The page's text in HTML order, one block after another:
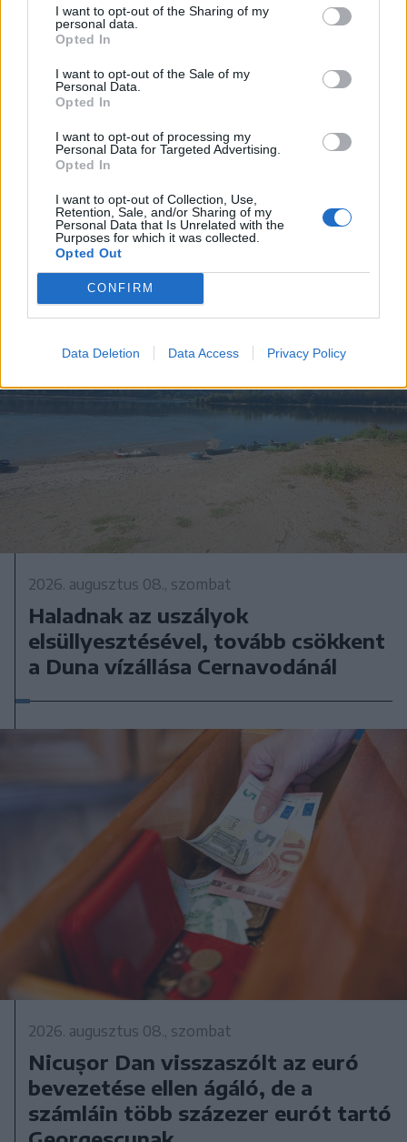
I want to opt-out of the Sharing of my
personal data.
Opted In
I want to opt-out of the Sale of my
Personal Data.
Opted In
I want to opt-out of processing my
Personal Data for Targeted Advertising.
Opted In
I want to opt-out of Collection, Use,
Retention, Sale, and/or Sharing of my
Personal Data that Is Unrelated with the
Purposes for which it was collected.
Opted Out
CONFIRM
Data Deletion Data Access Privacy Policy
2026. augusztus 09., vasárnap
csökkenését, legalább kilenc napig
biztosított az atomerőmű
működése
2026. augusztus 08., szombat
Haladnak az uszályok
elsüllyesztésével, tovább csökkent
a Duna vízállása Cernavodánál
2026. augusztus 08., szombat
Nicușor Dan visszaszólt az euró
bevezetése ellen ágáló, de a
számláin több százezer eurót tartó